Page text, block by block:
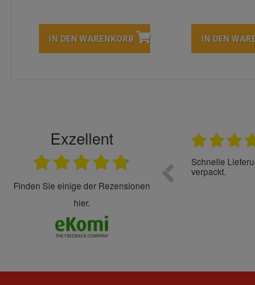
IN DEN WARENKORB IN DEN
Exzellent
finden Sie einige der Rezensionen
hier.
sehr sorgsam verpackt. Alles kommt
Spaß so einzukaufen. Die Abwicklung ist
Schnelle
verpackt.